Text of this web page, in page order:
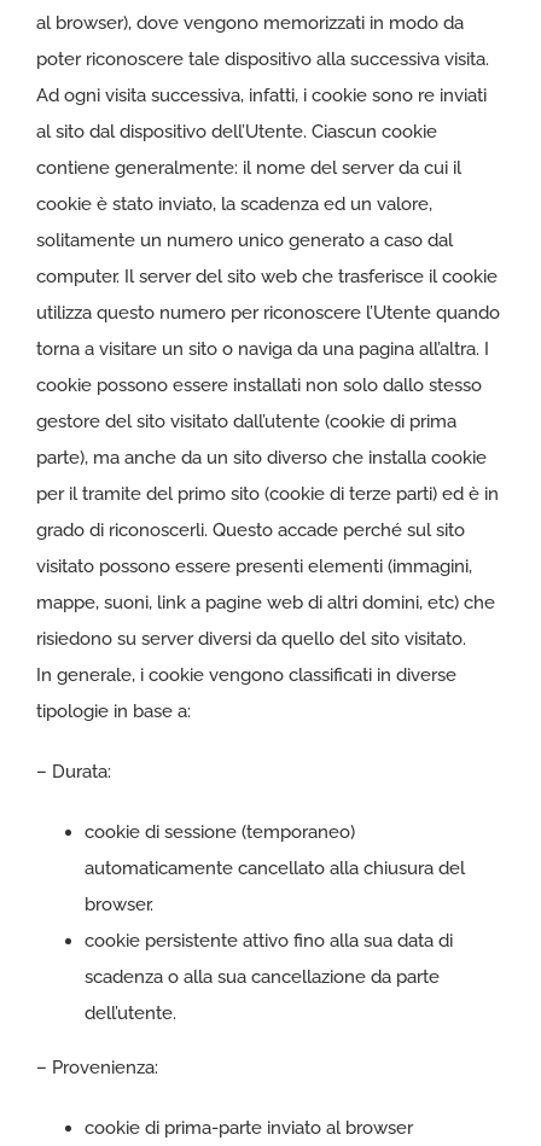
al browser), dove vengono memorizzati in modo da
poter riconoscere tale dispositivo alla successiva visita.
Ad ogni visita successiva, infatti, i cookie sono re inviati
al sito dal dispositivo dell’Utente. Ciascun cookie
contiene generalmente: il nome del server da cui il
cookie è stato inviato, la scadenza ed un valore,
solitamente un numero unico generato a caso dal
computer. Il server del sito web che trasferisce il cookie
utilizza questo numero per riconoscere l’Utente quando
torna a visitare un sito o naviga da una pagina all’altra. I
cookie possono essere installati non solo dallo stesso
gestore del sito visitato dall’utente (cookie di prima
parte), ma anche da un sito diverso che installa cookie
per il tramite del primo sito (cookie di terze parti) ed è in
grado di riconoscerli. Questo accade perché sul sito
visitato possono essere presenti elementi (immagini,
mappe, suoni, link a pagine web di altri domini, etc) che
risiedono su server diversi da quello del sito visitato.
In generale, i cookie vengono classificati in diverse
tipologie in base a:
– Durata:
cookie di sessione (temporaneo)
automaticamente cancellato alla chiusura del
browser.
cookie persistente attivo fino alla sua data di
scadenza o alla sua cancellazione da parte
dell’utente.
– Provenienza:
cookie di prima-parte inviato al browser